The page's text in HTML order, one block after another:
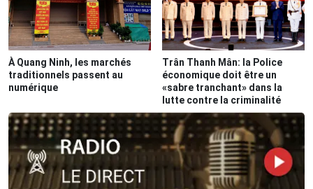
À Quang Ninh, les marchés
traditionnels passent au
numérique
Trân Thanh Mân: la Police
économique doit être un
«sabre tranchant» dans la
lutte contre la criminalité